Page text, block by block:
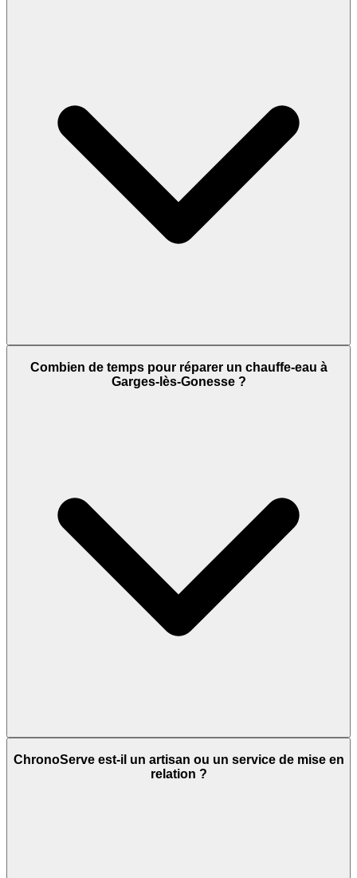
Combien de temps pour réparer un chauffe-eau à
Garges-lès-Gonesse ?
ChronoServe est-il un artisan ou un service de mise en
relation ?